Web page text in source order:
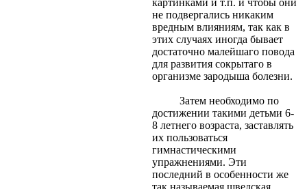
не подвергались никаким
вредным влияниям, так как в
этих случаях иногда бывает
достаточно малейшаго повода
для развития сокрытаго в
организме зародыша болезни.
Затем необходимо по
достижении такими детьми 6-
8 летнего возраста, заставлять
их пользоваться
гимнастическими
упражнениями. Эти
последний в особенности же
так называемая шведская